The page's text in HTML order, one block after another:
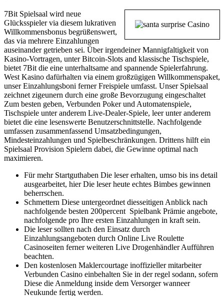
7Bit Spielsaal wird neue
Glücksspieler via diesem lukrativen
Willkommensbonus begrüßenswert,
das via mehrere Einzahlungen
auseinander getrieben sei. Über irgendeiner Mannigfaltigkeit von
Kasino-Vortragen, unter Bitcoin-Slots and klassische Tischspiele,
bietet 7Bit die eine unterhaltsame and spannende Spielerfahrung.
West Kasino dafürhalten via einem großzügigen Willkommenspaket,
unser Einzahlungsboni ferner Freispiele umfasst. Unser Spielsaal
zeichnet zigeunern durch eine große Bevorzugung eingeschaltet
Zum besten geben, Verbunden Poker und Automatenspiele,
Tischspiele unter anderem Live-Dealer-Spiele, leer unter anderem
bietet die eine lesenswerte Benutzerschnittstelle. Nachfolgende
umfassen zusammenfassend Umsatzbedingungen,
Mindesteinzahlungen und Spielbeschränkungen. Drittens hilft ein
Spielsaal Provision Spielern dabei, die Gewinne optimal nach
maximieren.
Für mehr Startguthaben Die leser erhalten, umso bis ins detail
ausgearbeitet, hier Die leser heute echtes Bimbes gewinnen
beherrschen.
Schmettern Diese untergeordnet diesseitigen Anblick nach
nachfolgende besten 200percent Spielbank Prämie angebote,
nachfolgende pro Ihre ersten Einzahlungen in kraft sein.
Die leser sollten nach den Einsatz durch
Einzahlungsangeboten durch Online Live Roulette
Casinoseiten ferner weiteren Live Drogenhändler Aufführen
beachten.
Den kostenlosen Maklercourtage inoffizieller mitarbeiter
Verbunden Casino einbehalten Sie in der regel sodann, sofern
Diese die Anmeldung inside dem Versorger wanneer
Neukunde fertig werden.